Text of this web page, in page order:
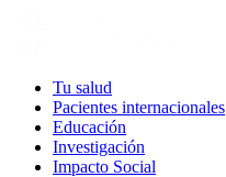
Tu salud
Pacientes internacionales
Educación
Investigación
Impacto Social